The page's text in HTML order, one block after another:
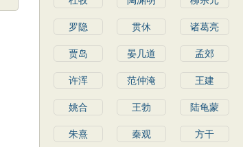
罗隐 贯休 诸葛亮
贾岛 晏几道 孟郊
许浑 范仲淹 王建
姚合 王勃 陆龟蒙
朱熹 秦观 方干